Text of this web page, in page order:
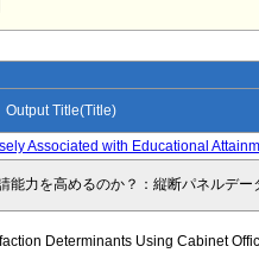
Output Title(Title)
Associated with Educational
能力を高めるのか？：縦断パネルデー
Determinants Using Cabinet